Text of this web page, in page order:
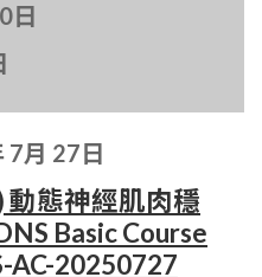
日
7月 27日
動態神經肌肉穩
Basic Course
AC-20250727